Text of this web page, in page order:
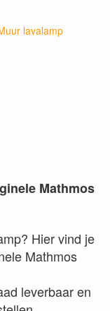
lavalamp
Mathmos
Hier vind je
Mathmos
leverbaar en